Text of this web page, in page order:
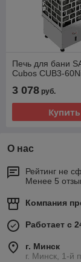
Печь для бани
Cubos CUB3-
3 078 руб.
Купить
О нас
Рейтинг не
Менее 5
Компания
Работает с
г. Минск
г. Минск, 1-й